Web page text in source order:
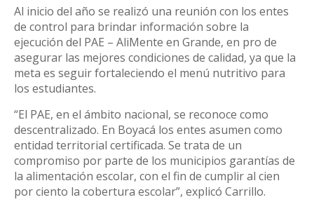
Al inicio del año se realizó una reunión con los entes
de control para brindar información sobre la
ejecución del PAE – AliMente en Grande, en pro de
asegurar las mejores condiciones de calidad, ya que la
meta es seguir fortaleciendo el menú nutritivo para
los estudiantes.
“El PAE, en el ámbito nacional, se reconoce como
descentralizado. En Boyacá los entes asumen como
entidad territorial certificada. Se trata de un
compromiso por parte de los municipios garantías de
la alimentación escolar, con el fin de cumplir al cien
por ciento la cobertura escolar”, explicó Carrillo.